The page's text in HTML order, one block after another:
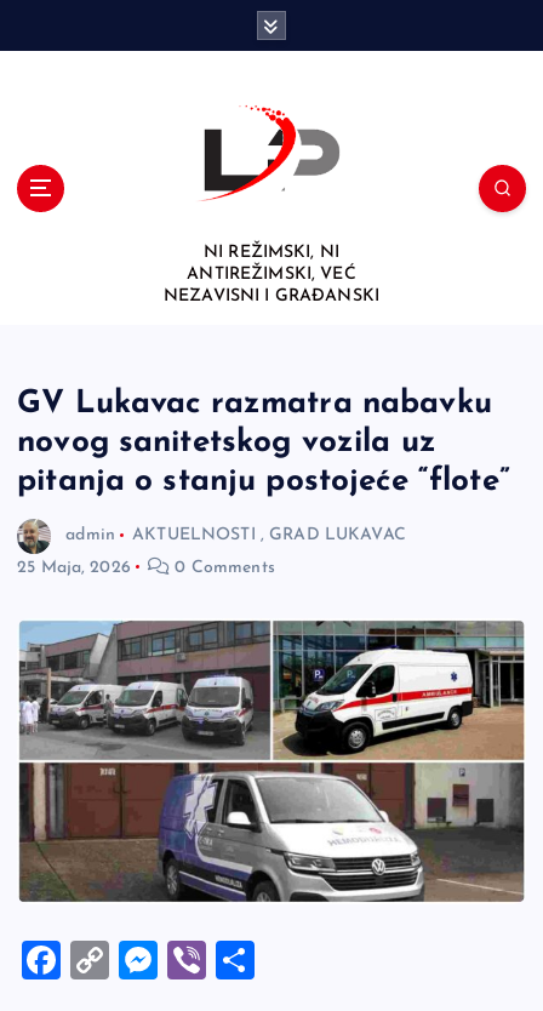
NI REŽIMSKI, NI
ANTIREŽIMSKI, VEĆ
NEZAVISNI I GRAĐANSKI
GV Lukavac razmatra nabavku
novog sanitetskog vozila uz
pitanja o stanju postojeće “flote”
admin AKTUELNOSTI , GRAD LUKAVAC
25 Maja, 2026
0 Comments
F
C
M
Vi